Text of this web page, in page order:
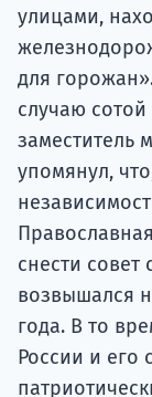
улицами,
для
случаю
заместитель
упомянул,
снести совет
возвышался
года. В то
России и его